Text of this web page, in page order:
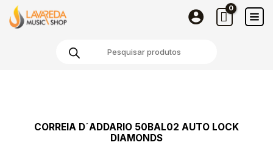
content
CORREIA D´ADDARIO 50BAL02 AUTO LOCK
DIAMONDS